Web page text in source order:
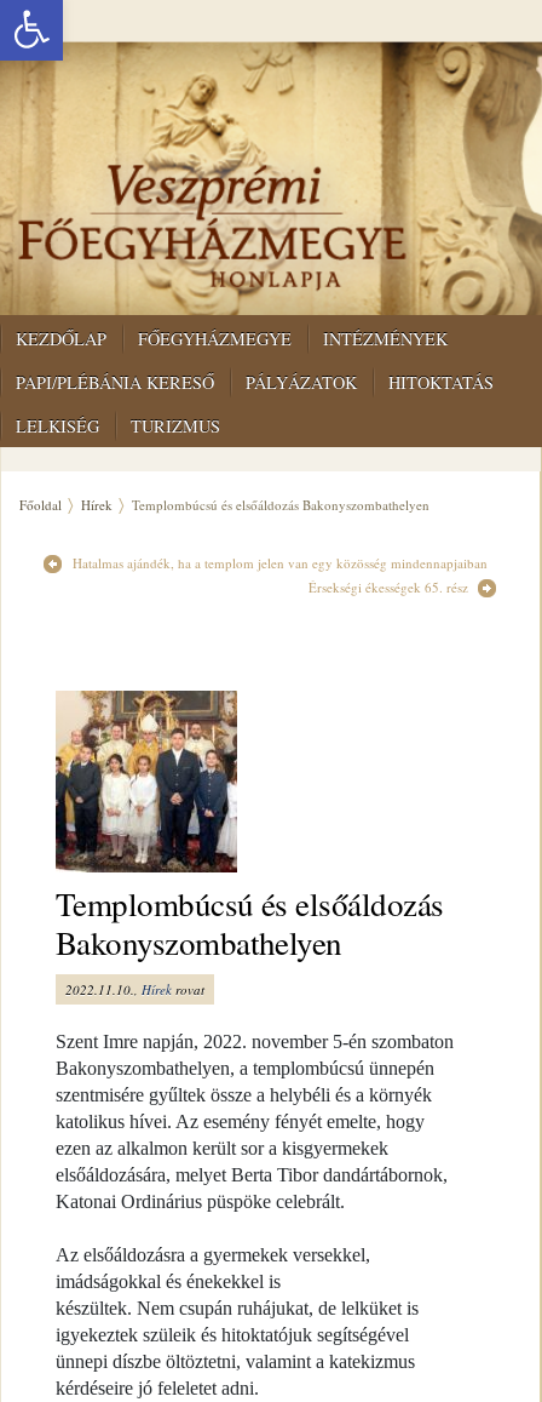
KEZDŐLAP FŐEGYHÁZMEGYE
INTÉZMÉNYEK
PAPI/PLÉBÁNIA KERESŐ
PÁLYÁZATOK
HITOKTATÁS
LELKISÉG
TURIZMUS
Főoldal Hírek Templombúcsú és elsőáldozás Bakonyszombathelyen
Hatalmas ajándék, ha a templom jelen van egy közösség mindennapjaiban
Érsekségi ékességek 65. rész
Templombúcsú és elsőáldozás
Bakonyszombathelyen
2022.11.10., Hírek rovat
Szent Imre napján, 2022. november 5-én szombaton
Bakonyszombathelyen, a templombúcsú ünnepén
szentmisére gyűltek össze a helybéli és a környék
katolikus hívei. Az esemény fényét emelte, hogy
ezen az alkalmon került sor a kisgyermekek
elsőáldozására, melyet Berta Tibor dandártábornok,
Katonai Ordinárius püspöke celebrált.
Az elsőáldozásra a gyermekek versekkel,
imádságokkal és énekekkel is
készültek. Nem csupán ruhájukat, de lelküket is
igyekeztek szüleik és hitoktatójuk segítségével
ünnepi díszbe öltöztetni, valamint a katekizmus
kérdéseire jó feleletet adni.